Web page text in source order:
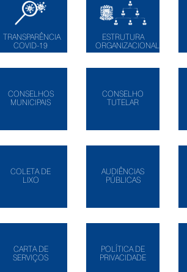
TRANSPARÊNCIA
COVID-19
ESTRUTURA
ORGANIZACIONAL
CONSELHOS
MUNICIPAIS
CONSELHO
TUTELAR
COLETA DE
LIXO
AUDIÊNCIAS
PÚBLICAS
CARTA DE
SERVIÇOS
POLÍTICA DE
PRIVACIDADE